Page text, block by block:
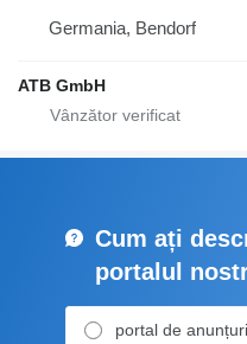
Germania, Bendorf
ATB GmbH
Cum ați
portalul
portal de